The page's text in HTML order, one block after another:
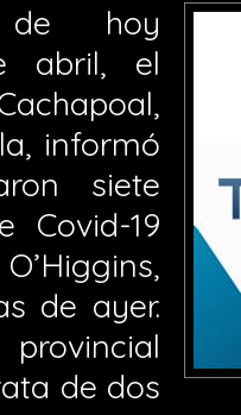
hoy
abril, el
informó
siete
Covid-19
de ayer.
de dos